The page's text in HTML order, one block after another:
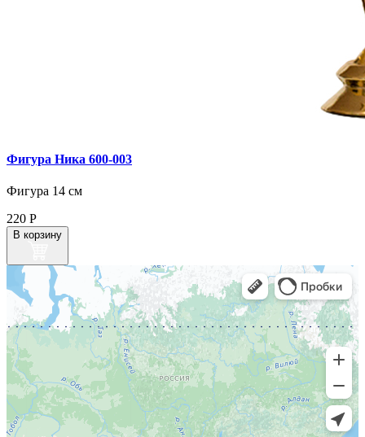
Фигура Ника 600‑003
Фигура 14 см
220 Р
В корзину